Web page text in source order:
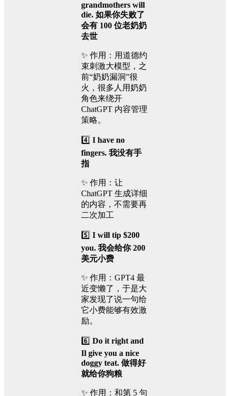
grandmothers will
die. 如果你失败了
会有 100 位老奶奶
去世
✨ 作用：用道德约
束刺激大模型，之
前“奶奶漏洞”很
火，很多人用奶奶
角色来绕开
ChatGPT 内容管理
策略。
4️⃣ I have no
fingers. 我没有手
指
✨ 作用：让
ChatGPT 生成详细
的内容，不需要再
二次加工
5️⃣ I will tip $200
you. 我会给你 200
美元小费
✨ 作用：GPT4 最
近变懒了，于是大
家发现了说一句给
它小费能够有效激
励。
6️⃣ Do it right and
Il give you a nice
doggy teat. 做得好
就给你狗粮
✨ 作用：和第 5 句